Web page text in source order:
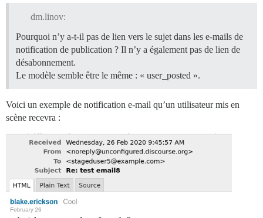
dm.linov:
Pourquoi n’y a-t-il pas de lien vers le sujet dans les e-mails de
notification de publication ? Il n’y a également pas de lien de
désabonnement.
Le modèle semble être le même : « user_posted ».
Voici un exemple de notification e-mail qu’un utilisateur mis en
scène recevra :